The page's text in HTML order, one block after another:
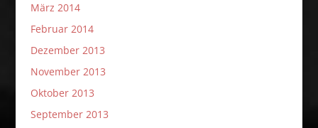
März 2014
Februar 2014
Dezember 2013
November 2013
Oktober 2013
September 2013